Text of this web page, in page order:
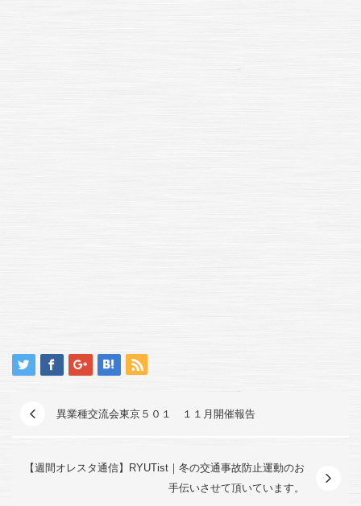
異業種交流会東京５０１ １１月開催報告
【週間オレスタ通信】RYUTist｜冬の交通事故防止運動のお
手伝いさせて頂いています。